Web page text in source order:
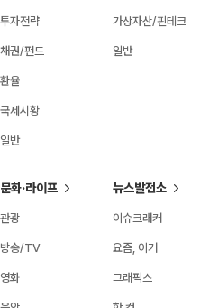
투자전략
채권/펀드
환율
국제시황
일반
가상자산/핀테크
일반
문화·라이프
관광
방송/TV
영화
뉴스발전소
이슈크래커
요즘, 이거
그래픽스